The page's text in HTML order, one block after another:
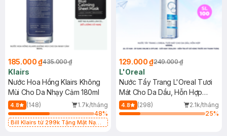
185.000 ₫435.000 ₫
Klairs
Nước Hoa Hồng Klairs Không
Mùi Cho Da Nhạy Cảm 180ml
4.8 (148)
1.7k/tháng
48%
Bill Klairs từ 299k Tặng Mặt Nạ
129.000 ₫249.000 ₫
L'Oreal
Nước Tẩy Trang L'Oreal Tươi
Mát Cho Da Dầu, Hỗn Hợp
400ml
4.8 (298)
2.1k/tháng
25%